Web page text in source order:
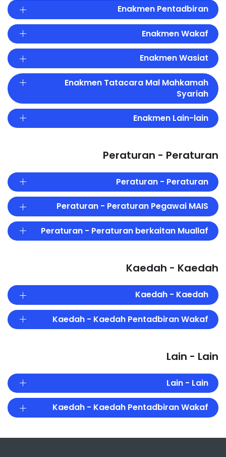
Enakmen Pentadbiran
Enakmen Wakaf
Enakmen Wasiat
Enakmen Tatacara Mal Mahkamah
Syariah
Enakmen Lain-lain
Peraturan - Peraturan
Peraturan - Peraturan
Peraturan - Peraturan Pegawai MAIS
Peraturan - Peraturan berkaitan Muallaf
Kaedah - Kaedah
Kaedah - Kaedah
Kaedah - Kaedah Pentadbiran Wakaf
Lain - Lain
Lain - Lain
Kaedah - Kaedah Pentadbiran Wakaf